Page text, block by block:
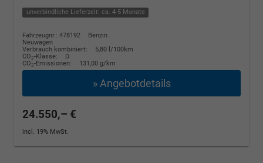
unverbindliche Lieferzeit: ca. 4-5 Monate
Fahrzeugnr.: 478192
Benzin
Neuwagen
Verbrauch kombiniert:
5,80 l/100km
CO2-Klasse:
D
CO2-Emissionen: 131,00 g/km
» Angebotdetails
24.550,– €
incl. 19% MwSt.